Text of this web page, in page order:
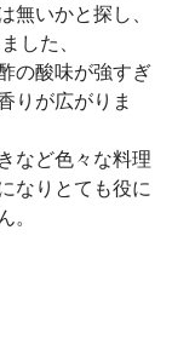
いかと探し、
した、
の酸味が強すぎ
りが広がりま
など色々な料理
なりとても役に
。